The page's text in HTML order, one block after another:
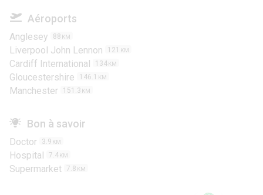
Aéroports
Anglesey 88 KM
Liverpool John Lennon 121 KM
Cardiff International 134 KM
Gloucestershire 146.1 KM
Manchester 151.3 KM
Bon à savoir
Doctor 3.9 KM
Hospital 7.4 KM
Supermarket 7.8 KM